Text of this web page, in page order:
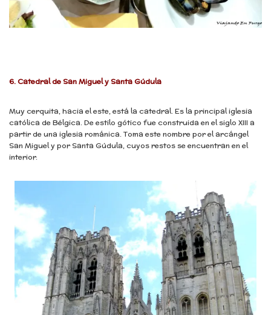
6.Catedral de San Miguel y Santa Gúdula
Muy cerquita, hacia el este, está la catedral. Es la principal iglesia
católica de Bélgica. De estilo gótico fue construida en el siglo XIII a
partir de una iglesia románica. Toma este nombre por el arcángel
San Miguel y por Santa Gúdula, cuyos restos se encuentran en el
interior.